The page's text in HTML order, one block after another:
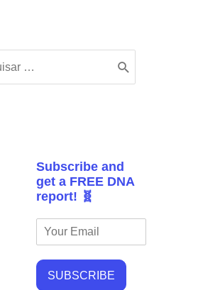
Subscribe and
get a FREE DNA
report! 🧬
SUBSCRIBE